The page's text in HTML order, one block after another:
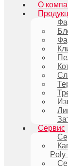
О
Сервис
Poly